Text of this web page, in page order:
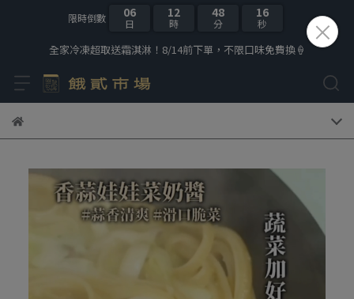
限時倒數 06
日
12
時
48
分
14
秒
全家冷凍超取送霜淇淋！8/14前下單，不限口味免費換🍦